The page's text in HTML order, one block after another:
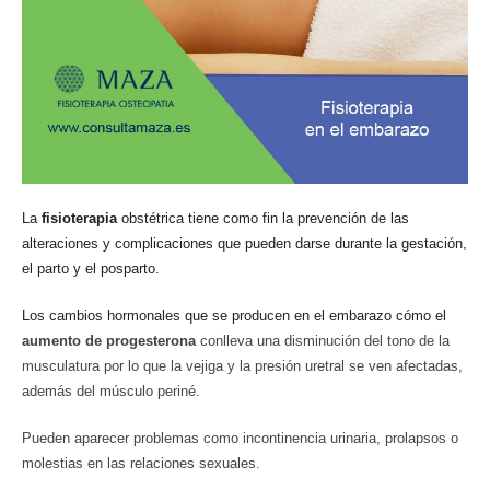
La fisioterapia obstétrica tiene como fin la prevención de las
alteraciones y complicaciones que pueden darse durante la gestación,
el parto y el posparto.
Los cambios hormonales que se producen en el embarazo cómo el
aumento de progesterona conlleva una disminución del tono de la
musculatura por lo que la vejiga y la presión uretral se ven afectadas,
además del músculo periné.
Pueden aparecer problemas como incontinencia urinaria, prolapsos o
molestias en las relaciones sexuales.